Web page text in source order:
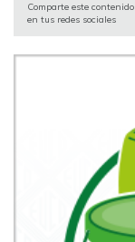
Comparte este contenido
en tus redes sociales